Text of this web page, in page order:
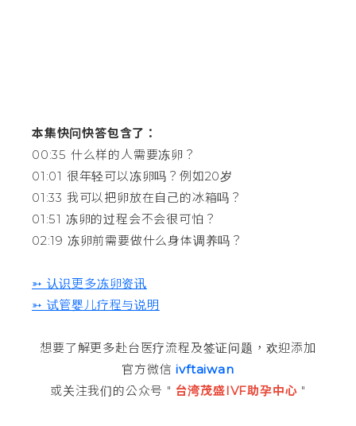
本集快问快答包含了：
00:35 什么样的人需要冻卵？
01:01 很年轻可以冻卵吗？例如20岁
01:33 我可以把卵放在自己的冰箱吗？
01:51 冻卵的过程会不会很可怕？
02:19 冻卵前需要做什么身体调养吗？
➳ 认识更多冻卵资讯
➳ 试管婴儿疗程与说明
想要了解更多赴台医疗流程及签证问题，欢迎添加
官方微信 ivftaiwan
或关注我们的公众号 " 台湾茂盛IVF助孕中心 "